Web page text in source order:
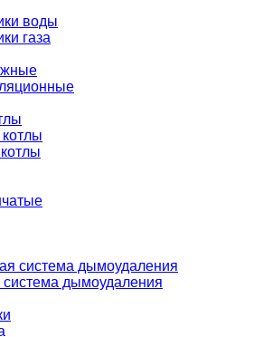
воды
газа
система дымоудаления
система дымоудаления